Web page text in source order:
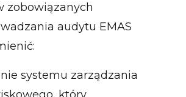
zobowiązanych
audytu EMAS
systemu zarządzania